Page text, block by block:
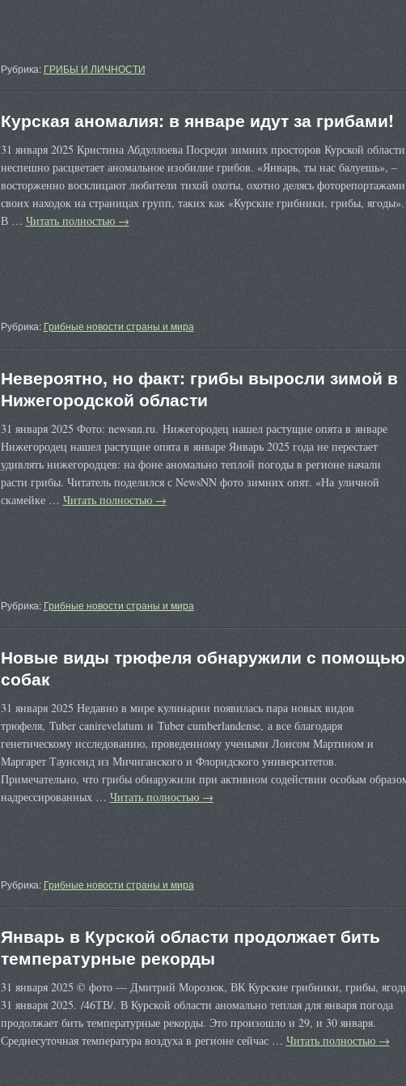
Рубрика: ГРИБЫ И ЛИЧНОСТИ
Курская аномалия: в январе идут за грибами!
31 января 2025 Кристина Абдуллоева Посреди зимних просторов Курской области
неспешно расцветает аномальное изобилие грибов. «Январь, ты нас балуешь», –
восторженно восклицают любители тихой охоты, охотно делясь фоторепортажами
своих находок на страницах групп, таких как «Курские грибники, грибы, ягоды».
В … Читать полностью →
Рубрика: Грибные новости страны и мира
Невероятно, но факт: грибы выросли зимой в
Нижегородской области
31 января 2025 Фото: newsnn.ru. Нижегородец нашел растущие опята в январе
Нижегородец нашел растущие опята в январе Январь 2025 года не перестает
удивлять нижегородцев: на фоне аномально теплой погоды в регионе начали
расти грибы. Читатель поделился с NewsNN фото зимних опят. «На уличной
скамейке … Читать полностью →
Рубрика: Грибные новости страны и мира
Новые виды трюфеля обнаружили с помощью
собак
31 января 2025 Недавно в мире кулинарии появилась пара новых видов
трюфеля, Tuber canirevelatum и Tuber cumberlandense, а все благодаря
генетическому исследованию, проведенному учеными Лоисом Мартином и
Маргарет Таунсенд из Мичиганского и Флоридского университетов.
Примечательно, что грибы обнаружили при активном содействии особым
надрессированных … Читать полностью →
Рубрика: Грибные новости страны и мира
Январь в Курской области продолжает бить
температурные рекорды
31 января 2025 © фото — Дмитрий Морозюк, ВК Курские грибники, грибы,
31 января 2025. /46ТВ/. В Курской области аномально теплая для января погода
продолжает бить температурные рекорды. Это произошло и 29, и 30 января.
Среднесуточная температура воздуха в регионе сейчас … Читать полностью →